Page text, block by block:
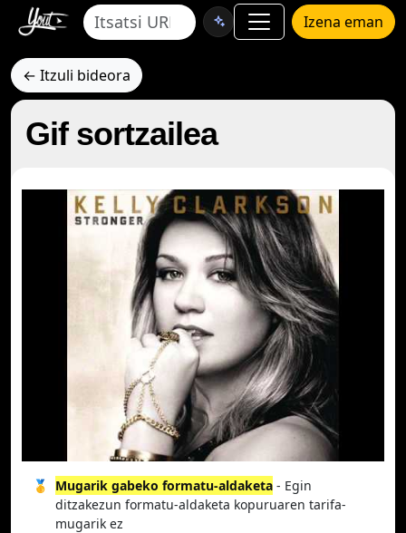
Izena eman
← Itzuli bideora
Gif sortzailea
🥇 Mugarik gabeko formatu-aldaketa - Egin
ditzakezun formatu-aldaketa kopuruaren tarifa-
mugarik ez